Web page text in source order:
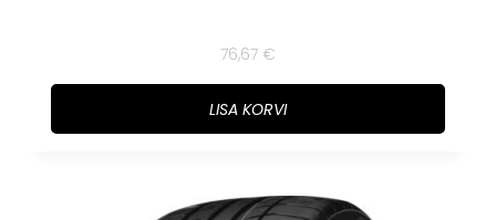
76,67 €
LISA KORVI